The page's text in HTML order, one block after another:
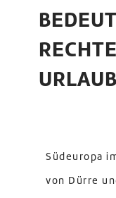
Südeuropa
von Dürre